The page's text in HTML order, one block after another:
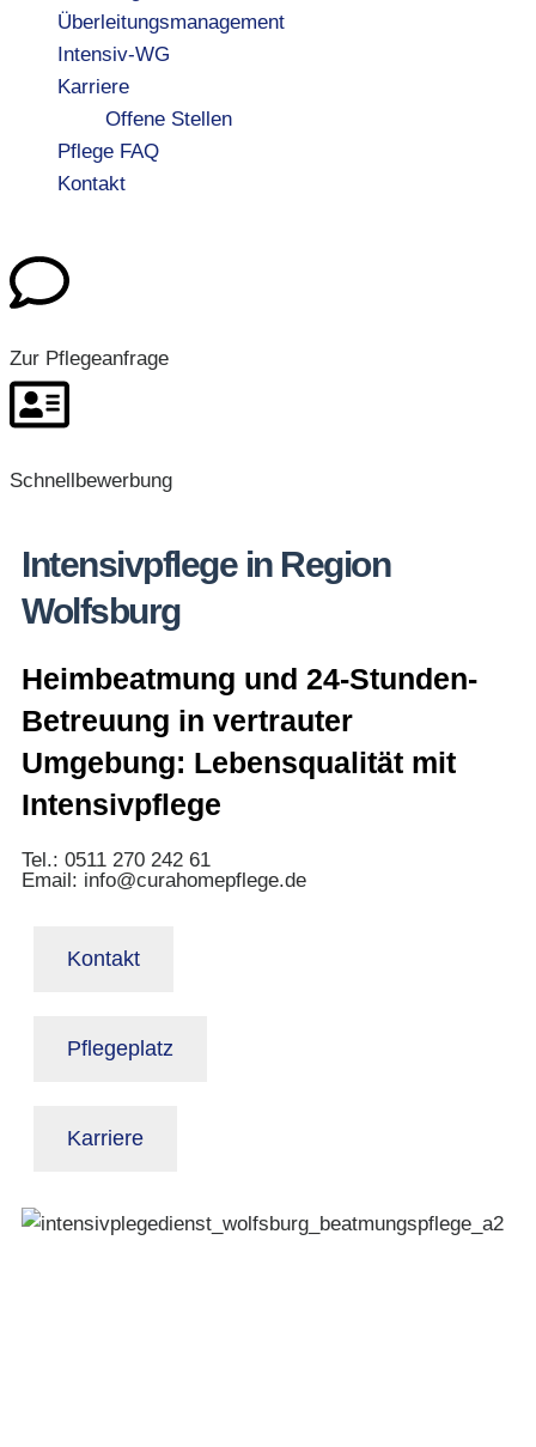
Überleitungsmanagement
Intensiv-WG
Karriere
Offene Stellen
Pflege FAQ
Kontakt
Zur Pflegeanfrage
Schnellbewerbung
Intensivpflege in Region
Wolfsburg
Heimbeatmung und 24-Stunden-
Betreuung in vertrauter
Umgebung: Lebensqualität mit
Intensivpflege
Tel.: 0511 270 242 61
Email: info@curahomepflege.de
Kontakt
Pflegeplatz
Karriere